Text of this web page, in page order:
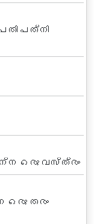
പത്നി
ഒരു വസ്ത്രം
ഒരു തരം